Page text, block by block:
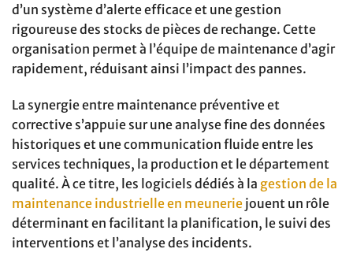
d’un système d’alerte efficace et une gestion
rigoureuse des stocks de pièces de rechange. Cette
organisation permet à l’équipe de maintenance d’agir
rapidement, réduisant ainsi l’impact des pannes.
La synergie entre maintenance préventive et
corrective s’appuie sur une analyse fine des données
historiques et une communication fluide entre les
services techniques, la production et le département
qualité. À ce titre, les logiciels dédiés à la gestion de la
maintenance industrielle en meunerie jouent un rôle
déterminant en facilitant la planification, le suivi des
interventions et l’analyse des incidents.